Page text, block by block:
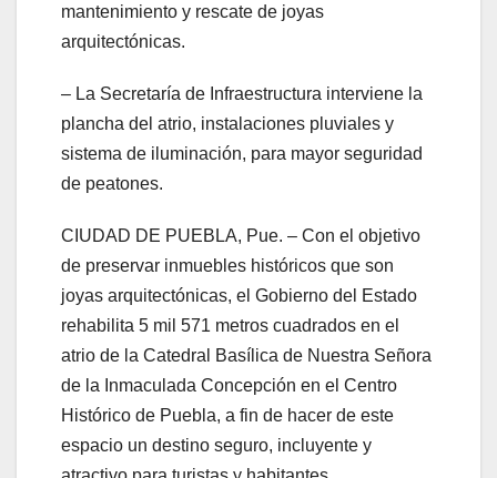
mantenimiento y rescate de joyas
arquitectónicas.
– La Secretaría de Infraestructura interviene la
plancha del atrio, instalaciones pluviales y
sistema de iluminación, para mayor seguridad
de peatones.
CIUDAD DE PUEBLA, Pue. – Con el objetivo
de preservar inmuebles históricos que son
joyas arquitectónicas, el Gobierno del Estado
rehabilita 5 mil 571 metros cuadrados en el
atrio de la Catedral Basílica de Nuestra Señora
de la Inmaculada Concepción en el Centro
Histórico de Puebla, a fin de hacer de este
espacio un destino seguro, incluyente y